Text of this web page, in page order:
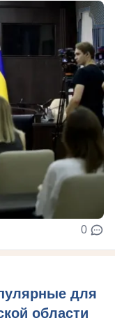
0
для
области